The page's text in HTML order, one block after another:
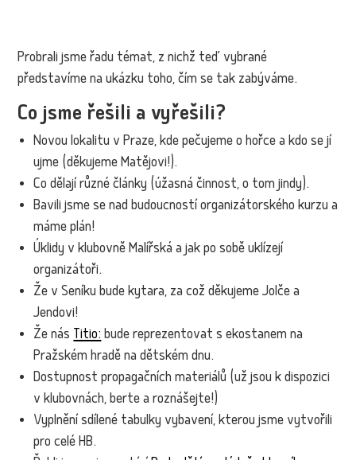
Probrali jsme řadu témat, z nichž teď vybrané
představíme na ukázku toho, čím se tak zabýváme.
Co jsme řešili a vyřešili?
Novou lokalitu v Praze, kde pečujeme o hořce a kdo se jí
ujme (děkujeme Matějovi!).
Co dělají různé články (úžasná činnost, o tom jindy).
Bavili jsme se nad budoucností organizátorského kurzu a
máme plán!
Úklidy v klubovně Malířská a jak po sobě uklízejí
organizátoři.
Že v Seníku bude kytara, za což děkujeme Jolče a
Jendovi!
Že násTitio:bude reprezentovat s ekostanem na
Pražském hradě na dětském dnu.
Dostupnost propagačních materiálů (už jsou k dispozici
v klubovnách, berte a roznášejte!)
Vyplnění sdílené tabulky vybavení, kterou jsme vytvořili
pro celé HB.